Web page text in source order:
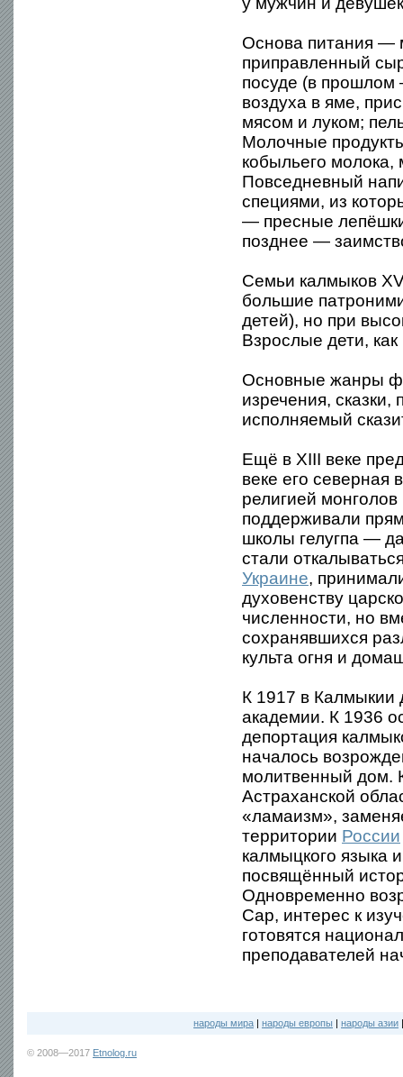
Основа питания —
приправленный
посуде (в прошлом
воздуха в яме,
мясом и луком;
Молочные
кобыльего молока,
Повседневный
специями, из
— пресные
позднее —
Семьи калмыков
большие
детей), но при
Взрослые дети,
Основные жанры
изречения,
исполняемый
Ещё в XIII веке
веке его северная
религией
поддерживали
школы гелугпа —
стали
Украине,
духовенству
численности, но
сохранявшихся
культа огня и
К 1917 в Калмыкии
академии. К 1936
депортация
началось
молитвенный дом.
Астраханской
«ламаизм»,
территории России
калмыцкого языка
посвящённый
Одновременно
Сар, интерес к
готовятся
преподавателей
народы мира | народы европы | народы азии
© 2008—2017 Etnolog.ru